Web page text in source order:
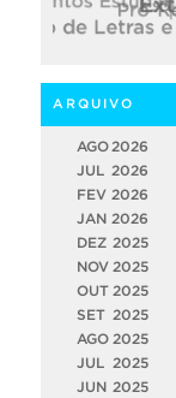
ARQUIVO
AGO 2026
JUL 2026
FEV 2026
JAN 2026
DEZ 2025
NOV 2025
OUT 2025
SET 2025
AGO 2025
JUL
2025
JUN 2025